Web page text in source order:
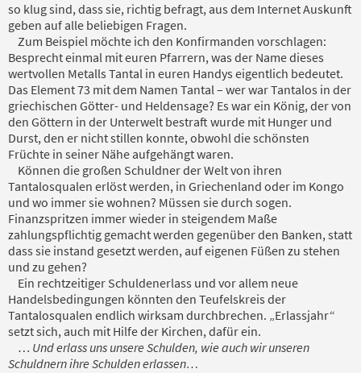
so klug sind, dass sie, richtig befragt, aus dem Internet Auskunft
geben auf alle beliebigen Fragen.
Zum Beispiel möchte ich den Konfirmanden vorschlagen:
Besprecht einmal mit euren Pfarrern, was der Name dieses
wertvollen Metalls Tantal in euren Handys eigentlich bedeutet.
Das Element 73 mit dem Namen Tantal – wer war Tantalos in der
griechischen Götter- und Heldensage? Es war ein König, der von
den Göttern in der Unterwelt bestraft wurde mit Hunger und
Durst, den er nicht stillen konnte, obwohl die schönsten
Früchte in seiner Nähe aufgehängt waren.
Können die großen Schuldner der Welt von ihren
Tantalosqualen erlöst werden, in Griechenland oder im Kongo
und wo immer sie wohnen? Müssen sie durch sogen.
Finanzspritzen immer wieder in steigendem Maße
zahlungspflichtig gemacht werden gegenüber den Banken, statt
dass sie instand gesetzt werden, auf eigenen Füßen zu stehen
und zu gehen?
Ein rechtzeitiger Schuldenerlass und vor allem neue
Handelsbedingungen könnten den Teufelskreis der
Tantalosqualen endlich wirksam durchbrechen. „Erlassjahr“
setzt sich, auch mit Hilfe der Kirchen, dafür ein.
… Und erlass uns unsere Schulden, wie auch wir unseren
Schuldnern ihre Schulden erlassen…